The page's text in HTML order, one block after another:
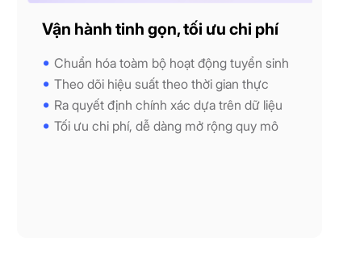
Chuẩn hóa toàm bộ hoạt động tuyển sinh
Theo dõi hiệu suất theo thời gian thực
Ra quyết định chính xác dựa trên dữ liệu
Tối ưu chi phí, dễ dàng mở rộng quy mô
Vận hành tinh gọn, tối ưu chi phí